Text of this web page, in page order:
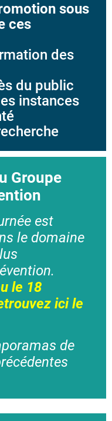
sous
ces
des
du public
instances
Groupe
est
le domaine
le 18
ici le
de